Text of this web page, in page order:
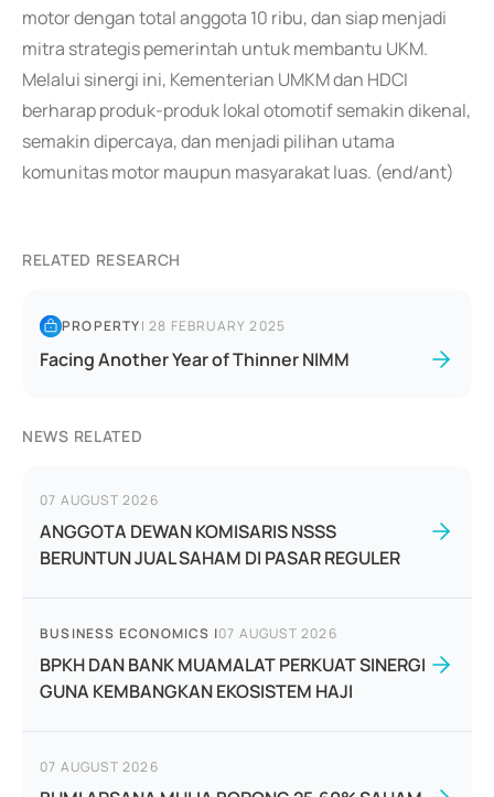
motor dengan total anggota 10 ribu, dan siap menjadi
mitra strategis pemerintah untuk membantu UKM.
Melalui sinergi ini, Kementerian UMKM dan HDCI
berharap produk-produk lokal otomotif semakin dikenal,
semakin dipercaya, dan menjadi pilihan utama
komunitas motor maupun masyarakat luas. (end/ant)
RELATED RESEARCH
PROPERTY|28 FEBRUARY 2025
Facing Another Year of Thinner NIMM
NEWS RELATED
07 AUGUST 2026
ANGGOTA DEWAN KOMISARIS NSSS
BERUNTUN JUAL SAHAM DI PASAR REGULER
BUSINESS ECONOMICS |07 AUGUST 2026
BPKH DAN BANK MUAMALAT PERKUAT SINERGI
GUNA KEMBANGKAN EKOSISTEM HAJI
07 AUGUST 2026